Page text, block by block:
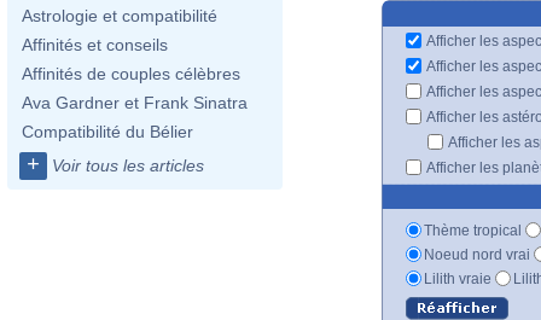
Astrologie et compatibilité
Affinités et conseils
Affinités de couples célèbres
Ava Gardner et Frank Sinatra
Compatibilité du Bélier
+ Voir tous les articles
Afficher les
Afficher les
Afficher les
Afficher les
Afficher les
Afficher les
Thème tropical
Noeud nord vrai
Lilith vraie